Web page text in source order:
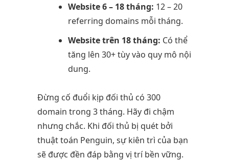
Website 6 – 18 tháng: 12 – 20
referring domains mỗi tháng.
Website trên 18 tháng: Có thể
tăng lên 30+ tùy vào quy mô nội
dung.
Đừng cố đuổi kịp đối thủ có 300
domain trong 3 tháng. Hãy đi chậm
nhưng chắc. Khi đối thủ bị quét bởi
thuật toán Penguin, sự kiên trì của bạn
sẽ được đền đáp bằng vị trí bền vững.